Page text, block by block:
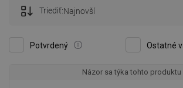
Potvrdený Ostatné
Triediť:Najnovší
Názor sa týka tohto produktu